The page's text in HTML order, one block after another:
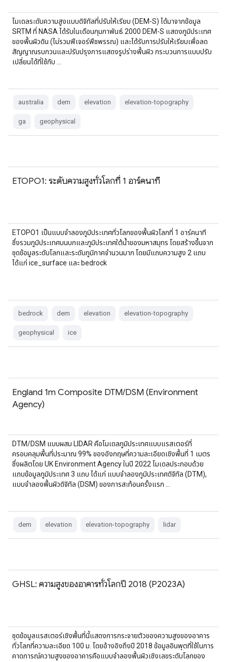
โมเดลระดับความสูงแบบดิจิทัลที่ปรับให้เรียบ (DEM-S) ได้มาจากข้อมูล
SRTM ที่ NASA ได้รับในเดือนกุมภาพันธ์ 2000 DEM-S แสดงภูมิประเทศ
ของพื้นผิวดิน (ไม่รวมฟีเจอร์พืชพรรณ) และได้รับการปรับให้เรียบเพื่อลด
สัญญาณรบกวนและปรับปรุงการแสดงรูปร่างพื้นผิว กระบวนการแบบปรับ
เปลี่ยนได้ที่ใช้กับ …
australia dem elevation elevation-topography
ga geophysical
ETOPO1: ระดับความสูงทั่วโลกที่ 1 อาร์คนาที
ETOPO1 เป็นแบบจำลองภูมิประเทศทั่วโลกของพื้นผิวโลกที่ 1 อาร์คนาที
ซึ่งรวมภูมิประเทศบนบกและภูมิประเทศใต้น้ำของมหาสมุทร โดยสร้างขึ้นจาก
ชุดข้อมูลระดับโลกและระดับภูมิภาคจำนวนมาก โดยมีแถบความสูง 2 แถบ
ได้แก่ ice_surface และ bedrock
bedrock dem elevation elevation-topography
geophysical ice
England 1m Composite DTM/DSM (Environment
Agency)
DTM/DSM แบบผสม LIDAR คือโมเดลภูมิประเทศแบบแรสเตอร์ที่
ครอบคลุมพื้นที่ประมาณ 99% ของอังกฤษที่ความละเอียดเชิงพื้นที่ 1 เมตร
ซึ่งผลิตโดย UK Environment Agency ในปี 2022 โมเดลประกอบด้วย
แถบข้อมูลภูมิประเทศ 3 แถบ ได้แก่ แบบจำลองภูมิประเทศดิจิทัล (DTM),
แบบจำลองพื้นผิวดิจิทัล (DSM) ของการสะท้อนครั้งแรก …
dem elevation elevation-topography lidar
GHSL: ความสูงของอาคารทั่วโลกปี 2018 (P2023A)
ชุดข้อมูลแรสเตอร์เชิงพื้นที่นี้แสดงการกระจายตัวของความสูงของอาคาร
ทั่วโลกที่ความละเอียด 100 ม. โดยอ้างอิงถึงปี 2018 ข้อมูลอินพุตที่ใช้ในการ
คาดการณ์ความสูงของอาคารคือแบบจำลองพื้นผิวเชิงเลขระดับโลกของ